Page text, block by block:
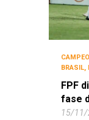
BRASIL,
FPF
fase
15/11/